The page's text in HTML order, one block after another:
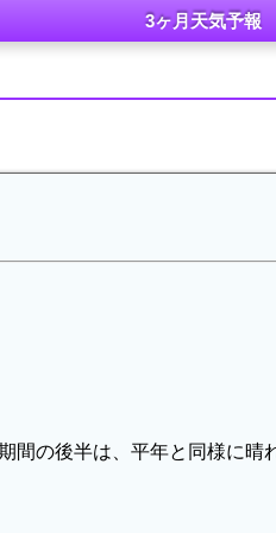
3ヶ月天気予報
間の後半は、平年と同様に晴